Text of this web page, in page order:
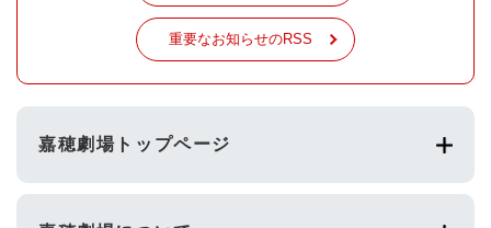
重要なお知らせのRSS
嘉穂劇場トップページ